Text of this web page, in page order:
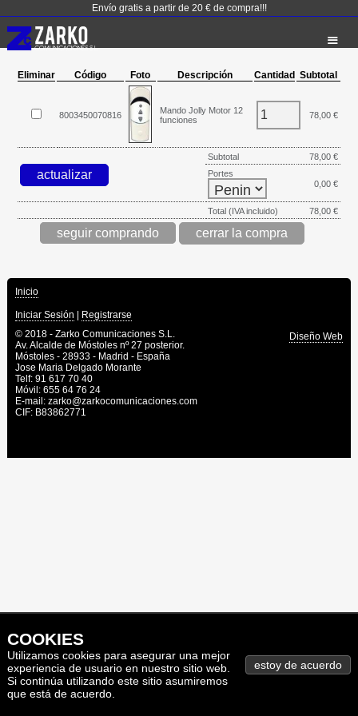
COOKIES
Utilizamos cookies para asegurar una mejor
experiencia de usuario en nuestro sitio web.
Si continúa utilizando este sitio asumiremos
que está de acuerdo.
Envío gratis a partir de 20 € de compra!!!
Eliminar Código Foto Descripción Cantidad Subtotal
8003450070816
Mando Jolly Motor 12
funciones
78,00 €
Subtotal
78,00 €
Portes
0,00 €
Total (IVA incluido) 78,00 €
seguir comprando
Inicio
Iniciar Sesión
Registrarse
© 2018 - Zarko Comunicaciones S.L.
Av. Alcalde de Móstoles nº 27 posterior.
Móstoles - 28933 - Madrid - España
Jose Maria Delgado Morante
Telf: 91 617 70 40
Móvil: 655 64 76 24
E-mail: zarko@zarkocomunicaciones.com
CIF: B83862771
Diseño Web